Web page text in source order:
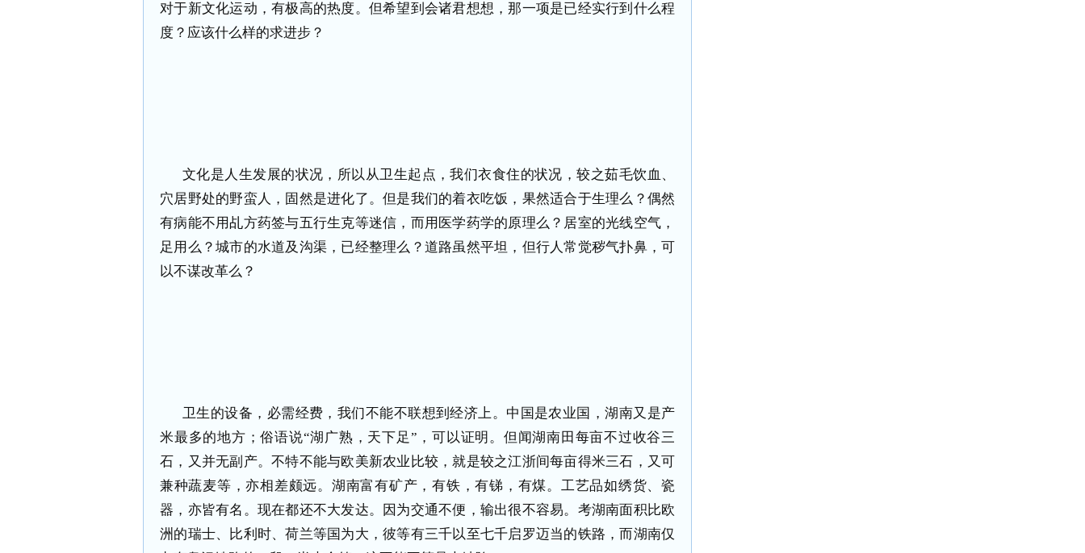
对于新文化运动，有极高的热度。但希望到会诸君想想，那一项是已经实行到什么程
度？应该什么样的求进步？
文化是人生发展的状况，所以从卫生起点，我们衣食住的状况，较之茹毛饮血、
穴居野处的野蛮人，固然是进化了。但是我们的着衣吃饭，果然适合于生理么？偶然
有病能不用乩方药签与五行生克等迷信，而用医学药学的原理么？居室的光线空气，
足用么？城市的水道及沟渠，已经整理么？道路虽然平坦，但行人常觉秽气扑鼻，可
以不谋改革么？
卫生的设备，必需经费，我们不能不联想到经济上。中国是农业国，湖南又是产
米最多的地方；俗语说“湖广熟，天下足”，可以证明。但闻湖南田每亩不过收谷三
石，又并无副产。不特不能与欧美新农业比较，就是较之江浙间每亩得米三石，又可
兼种蔬麦等，亦相差颇远。湖南富有矿产，有铁，有锑，有煤。工艺品如绣货、瓷
器，亦皆有名。现在都还不大发达。因为交通不便，输出很不容易。考湖南面积比欧
洲的瑞士、比利时、荷兰等国为大，彼等有三千以至七千启罗迈当的铁路，而湖南仅